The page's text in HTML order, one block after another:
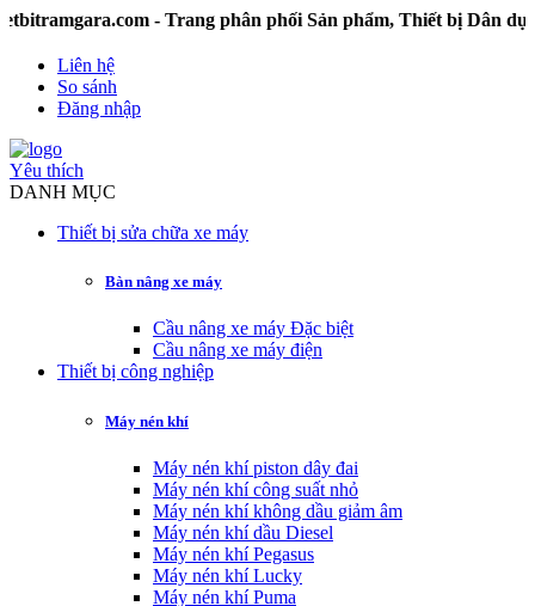
- Trang phân phối Sản phẩm, Thiết bị Dân dụng và
Liên hệ
So sánh
Đăng nhập
Yêu thích
DANH MỤC
Thiết bị sửa chữa xe máy
Bàn nâng xe máy
Cầu nâng xe máy Đặc biệt
Cầu nâng xe máy điện
Thiết bị công nghiệp
Máy nén khí
Máy nén khí piston dây đai
Máy nén khí công suất nhỏ
Máy nén khí không dầu giảm âm
Máy nén khí dầu Diesel
Máy nén khí Pegasus
Máy nén khí Lucky
Máy nén khí Puma